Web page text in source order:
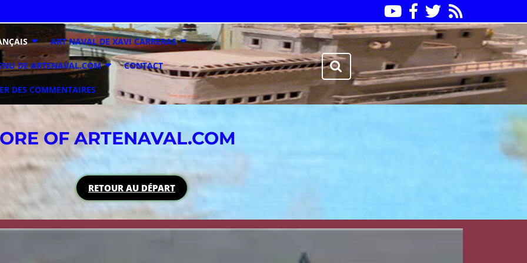
YoutubeFacebookTwitter
ART NAVAL DE XAVI CARRERAS
DE ARTENAVAL.COM CONTACT
DES COMMENTAIRES
Search
OF ARTENAVAL.COM
RETOUR AU DÉPART